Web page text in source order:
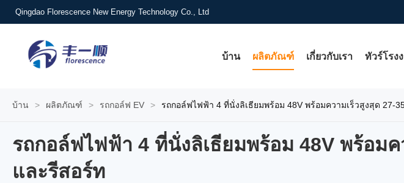
Qingdao Florescence New Energy Technology Co., Ltd
บ้าน ผลิตภัณฑ์ เกี่ยวกับเรา ทัวร์โรง
บ้าน > ผลิตภัณฑ์ > รถกอล์ฟ EV > รถกอล์ฟไฟฟ้า 4 ที่นั่งลิเธียมพร้อม 48V พร้อมความเร็วสูงสุด 27-
รถกอล์ฟไฟฟ้า 4 ที่นั่งลิเธียมพร้อม 48V พร้อม
และรีสอร์ท
รถกอล์ฟไฟฟ้า 4 ที่นั่งลิเธียมพร้อม 48V พร้อม